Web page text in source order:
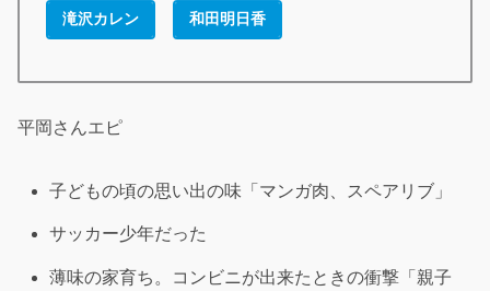
滝沢カレン 和田明日香
平岡さんエピ
子どもの頃の思い出の味「マンガ肉、スペアリブ」
サッカー少年だった
薄味の家育ち。コンビニが出来たときの衝撃「親子